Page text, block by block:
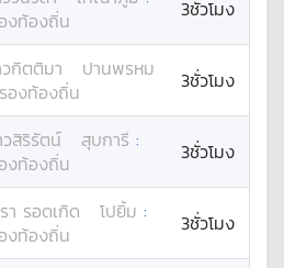
งท้องถิ่น
3ชั่วโมง
กิตติมา
ปานพรหม
องท้องถิ่น 3ชั่วโมง
สิริรัตน์ สุบการี :
งท้องถิ่น
3ชั่วโมง
า รอดเกิด โปยิ้ม :
งท้องถิ่น
3ชั่วโมง